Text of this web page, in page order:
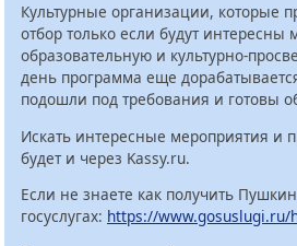
Культурные организации, которые
отбор только если будут
образовательную и культурно-
день программа еще
подошли под требования и готовы
Искать интересные мероприятия и
будет и через Kassy.ru.
Если не знаете как получить
госуслугах: https://www.gosuslugi.ru/